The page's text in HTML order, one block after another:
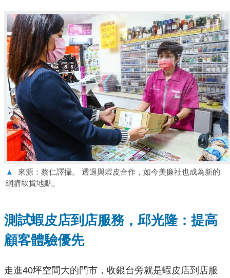
▲
來源：蔡仁譯攝。 透過與蝦皮合作，如今美廉社也成為新的
網購取貨地點。
測試蝦皮店到店服務，邱光隆：提高
顧客體驗優先
走進40坪空間大的門市，收銀台旁就是蝦皮店到店服